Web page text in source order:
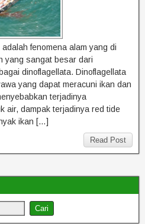
fenomena alam yang di
yang sangat besar dari
dinoflagellata. Dinoflagellata
yang dapat meracuni ikan dan
terjadinya
air, dampak terjadinya red tide
ikan […]
Read Post